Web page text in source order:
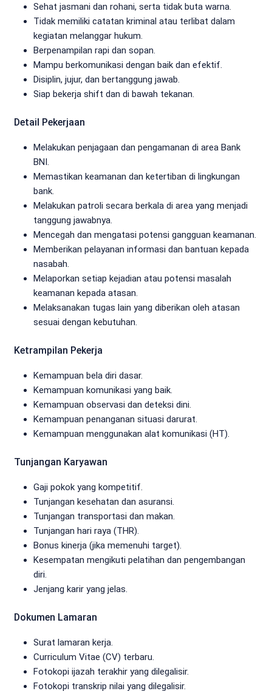
Sehat jasmani dan rohani, serta tidak buta warna.
Tidak memiliki catatan kriminal atau terlibat dalam
kegiatan melanggar hukum.
Berpenampilan rapi dan sopan.
Mampu berkomunikasi dengan baik dan efektif.
Disiplin, jujur, dan bertanggung jawab.
Siap bekerja shift dan di bawah tekanan.
Detail Pekerjaan
Melakukan penjagaan dan pengamanan di area Bank
BNI.
Memastikan keamanan dan ketertiban di lingkungan
bank.
Melakukan patroli secara berkala di area yang menjadi
tanggung jawabnya.
Mencegah dan mengatasi potensi gangguan keamanan.
Memberikan pelayanan informasi dan bantuan kepada
nasabah.
Melaporkan setiap kejadian atau potensi masalah
keamanan kepada atasan.
Melaksanakan tugas lain yang diberikan oleh atasan
sesuai dengan kebutuhan.
Ketrampilan Pekerja
Kemampuan bela diri dasar.
Kemampuan komunikasi yang baik.
Kemampuan observasi dan deteksi dini.
Kemampuan penanganan situasi darurat.
Kemampuan menggunakan alat komunikasi (HT).
Tunjangan Karyawan
Gaji pokok yang kompetitif.
Tunjangan kesehatan dan asuransi.
Tunjangan transportasi dan makan.
Tunjangan hari raya (THR).
Bonus kinerja (jika memenuhi target).
Kesempatan mengikuti pelatihan dan pengembangan
diri.
Jenjang karir yang jelas.
Dokumen Lamaran
Surat lamaran kerja.
Curriculum Vitae (CV) terbaru.
Fotokopi ijazah terakhir yang dilegalisir.
Fotokopi transkrip nilai yang dilegalisir.